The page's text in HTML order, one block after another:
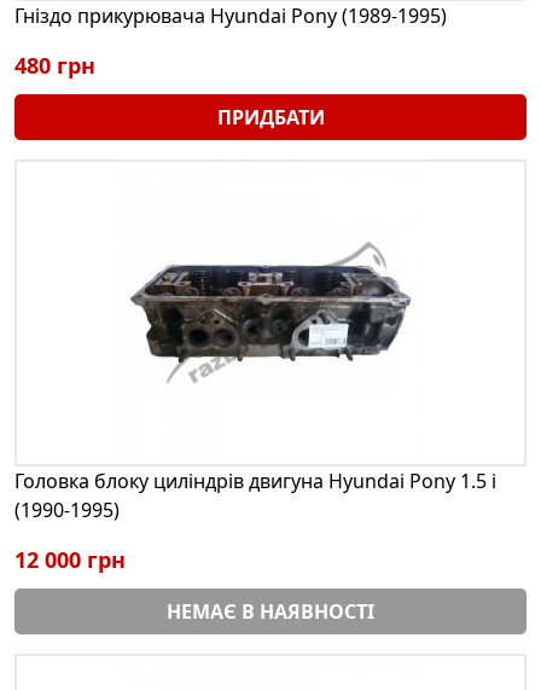
Гніздо прикурювача Hyundai Pony (1989-1995)
480 грн
ПРИДБАТИ
Головка блоку циліндрів двигуна Hyundai Pony 1.5 i
(1990-1995)
12 000 грн
НЕМАЄ В НАЯВНОСТІ